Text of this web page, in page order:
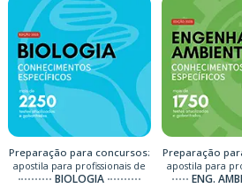
Preparação para concursos:
apostila para profissionais de
BIOLOGIA
Preparação
apostila para
ENG.